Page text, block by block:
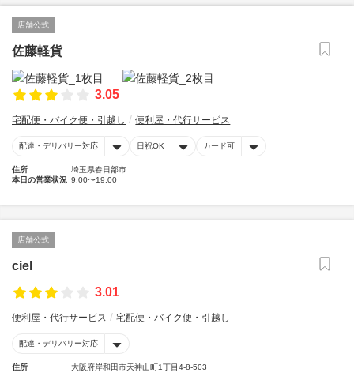
店舗公式
佐藤軽貨
3.05
宅配便・バイク便・引越し 便利屋・代行サービス
配達・デリバリー対応 日祝OK カード可
住所
埼玉県春日部市
本日の営業状況 9:00〜19:00
店舗公式
ciel
3.01
便利屋・代行サービス 宅配便・バイク便・引越し
配達・デリバリー対応
住所 大阪府岸和田市天神山町1丁目4-8-503